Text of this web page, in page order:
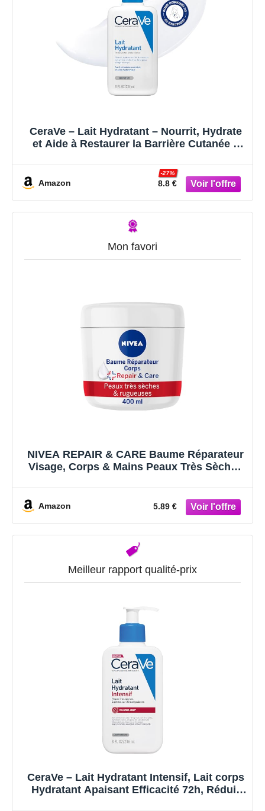
CeraVe – Lait Hydratant – Nourrit, Hydrate
et Aide à Restaurer la Barrière Cutanée –
Céramides Essentiels – Sans Parfum –
Peau Sèche à Très Sèche – 236 ml
Amazon 8.8 €
-27%
Mon favori
NIVEA REPAIR & CARE Baume Réparateur
Visage, Corps & Mains Peaux Très Sèches
sèches, Soin corps hydratant 72H
Amazon 5.89 €
Meilleur rapport qualité-prix
CeraVe – Lait Hydratant Intensif, Lait corps
Hydratant Apaisant Efficacité 72h, Réduit